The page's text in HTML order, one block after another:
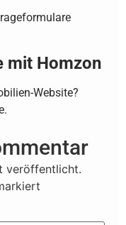
mit Homzon
Website?
veröffentlicht.